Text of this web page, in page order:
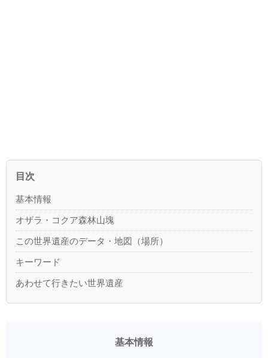
目次
基本情報
オザラ・コクア森林山塊
この世界遺産のデータ・地図（場所）
キーワード
あわせて行きたい世界遺産
基本情報